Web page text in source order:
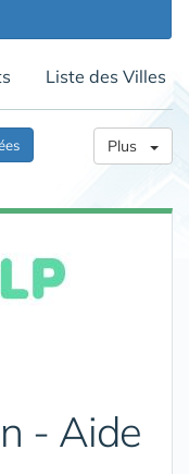
Liste des Villes
Plus
- Aide